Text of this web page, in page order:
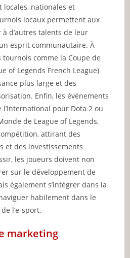
locales, nationales et
locaux permettent aux
d’autres talents de leur
esprit communautaire. À
tournois comme la Coupe de
of Legends French League)
plus large et des
Enfin, les événements
pour Dota 2 ou
de League of Legends,
attirant des
et des investissements
les joueurs doivent non
sur le développement de
également s’intégrer dans la
habilement dans le
l’e-sport.
marketing